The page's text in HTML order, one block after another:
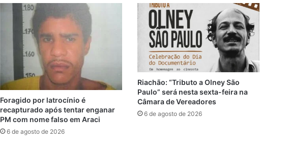
Foragido por latrocínio é
recapturado após tentar enganar
PM com nome falso em Araci
6 de agosto de 2026
Riachão: “Tributo a Olney São
Paulo” será nesta sexta-feira na
Câmara de Vereadores
6 de agosto de 2026